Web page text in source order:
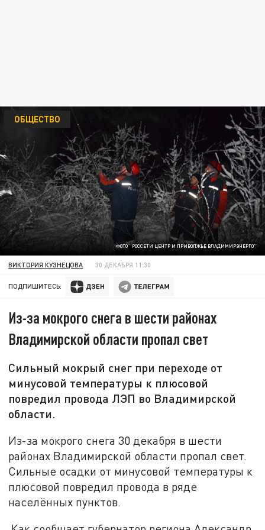
ФОТО "РОССЕТИ ЦЕНТР И ПРИВОЛЖЬЕ ВЛАДИМИРЭНЕРГО"
ОБЩЕСТВО
ВИКТОРИЯ КУЗНЕЦОВА 30 ДЕКАБРЯ 11:30
ПОДПИШИТЕСЬ:
Из-за мокрого снега в шести районах
Владимирской области пропал свет
Сильный мокрый снег при переходе от
минусовой температуры к плюсовой
повредил провода ЛЭП во Владимирской
области.
Из-за мокрого снега 30 декабря в шести
районах Владимирской области пропал свет.
Сильные осадки от минусовой температуры к
плюсовой повредил провода в ряде
населённых пунктов.